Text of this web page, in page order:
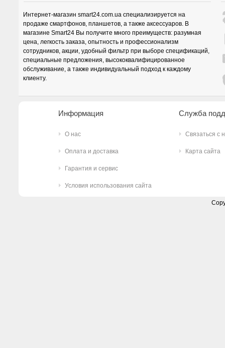
Интернет-магазин smart24.com.ua специализируется на
продаже смартфонов, планшетов, а также аксессуаров. В
магазине Smart24 Вы получите много преимуществ: разумная
цена, легкость заказа, опытность и профессионализм
сотрудников, акции, удобный фильтр при выборе спецификаций,
специальные предложения, высококвалифицированное
обслуживание, а также индивидуальный подход к каждому
клиенту.
Информация
О нас
Оплата и доставка
Гарантия и сервис
Условия использования сайта
Служба
Связаться с
Карта сайта